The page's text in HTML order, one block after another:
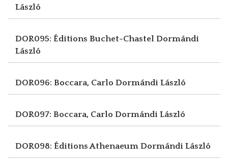
László
DOR095: Éditions Buchet-Chastel Dormándi
László
DOR096: Boccara, Carlo Dormándi László
DOR097: Boccara, Carlo Dormándi László
DOR098: Éditions Athenaeum Dormándi László